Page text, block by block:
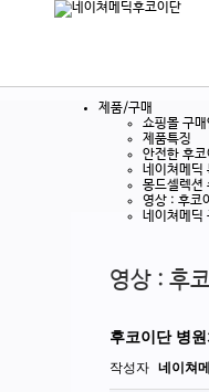
제품/구매
쇼핑몰 구매
제품특징
안전한 후
네이쳐메딕
몽드셀렉션
영상 : 후코
네이쳐메딕
영상 : 후
후코이단 병
작성자 네이쳐